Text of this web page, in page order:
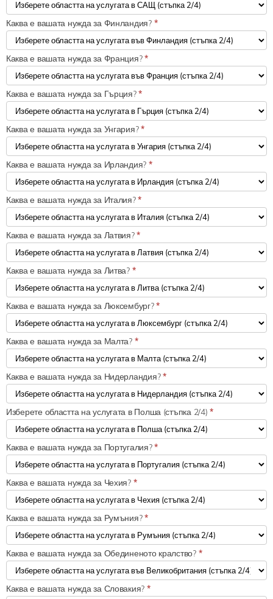
Каква е вашата нужда за Финландия? *
Каква е вашата нужда за Франция?*
Каква е вашата нужда за Гърция?*
Каква е вашата нужда за Унгария?*
Каква е вашата нужда за Ирландия? *
Каква е вашата нужда за Италия?*
Каква е вашата нужда за Латвия?*
Каква е вашата нужда за Литва? *
Каква е вашата нужда за Люксембург?*
Каква е вашата нужда за Малта? *
Каква е вашата нужда за Нидерландия?*
Изберете областта на услугата в Полша (стъпка 2/4)*
Каква е вашата нужда за Португалия?*
Каква е вашата нужда за Чехия? *
Каква е вашата нужда за Румъния?*
Каква е вашата нужда за Обединеното кралство? *
Каква е вашата нужда за Словакия? *